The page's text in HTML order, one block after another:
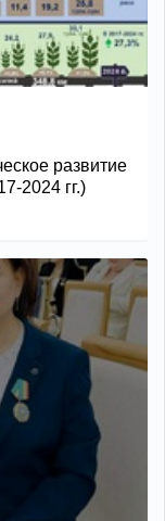
развитие
2024 гг.)